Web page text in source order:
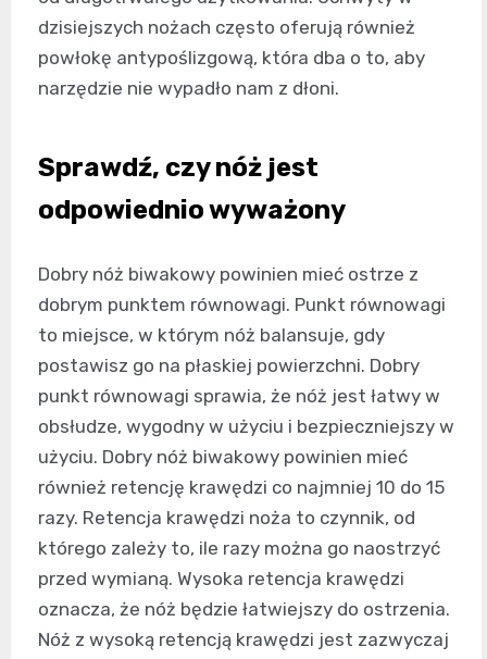
dzisiejszych nożach często oferują również
powłokę antypoślizgową, która dba o to, aby
narzędzie nie wypadło nam z dłoni.
Sprawdź, czy nóż jest
odpowiednio wyważony
Dobry nóż biwakowy powinien mieć ostrze z
dobrym punktem równowagi. Punkt równowagi
to miejsce, w którym nóż balansuje, gdy
postawisz go na płaskiej powierzchni. Dobry
punkt równowagi sprawia, że nóż jest łatwy w
obsłudze, wygodny w użyciu i bezpieczniejszy w
użyciu. Dobry nóż biwakowy powinien mieć
również retencję krawędzi co najmniej 10 do 15
razy. Retencja krawędzi noża to czynnik, od
którego zależy to, ile razy można go naostrzyć
przed wymianą. Wysoka retencja krawędzi
oznacza, że nóż będzie łatwiejszy do ostrzenia.
Nóż z wysoką retencją krawędzi jest zazwyczaj